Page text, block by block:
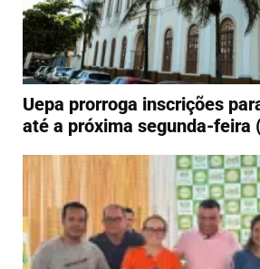
Uepa prorroga inscrições
até a próxima segunda-feira